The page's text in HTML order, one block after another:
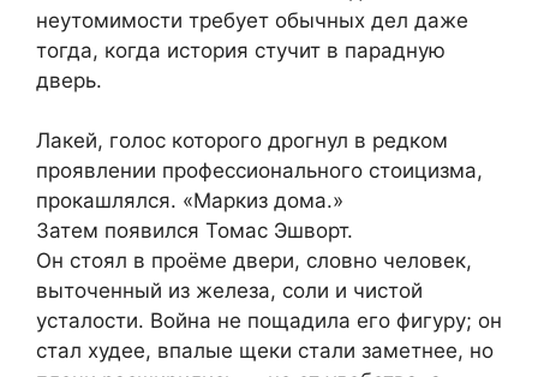
неутомимости требует обычных дел даже
тогда, когда история стучит в парадную
дверь.
Лакей, голос которого дрогнул в редком
проявлении профессионального стоицизма,
прокашлялся. «Маркиз дома.»
Затем появился Томас Эшворт.
Он стоял в проёме двери, словно человек,
выточенный из железа, соли и чистой
усталости. Война не пощадила его фигуру; он
стал худее, впалые щеки стали заметнее, но